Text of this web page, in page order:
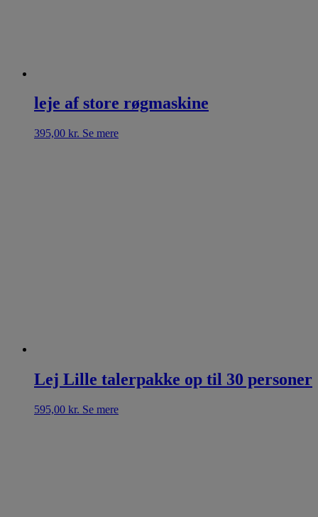
leje af store røgmaskine
395,00 kr. Se mere
Lej Lille talerpakke op til 30 personer
595,00 kr. Se mere